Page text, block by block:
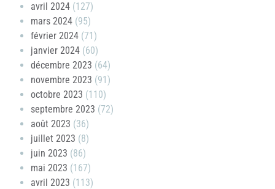
avril 2024 (127)
mars 2024 (95)
février 2024 (71)
janvier 2024 (60)
décembre 2023 (64)
novembre 2023 (91)
octobre 2023 (110)
septembre 2023 (72)
août 2023 (36)
juillet 2023 (8)
juin 2023 (86)
mai 2023 (167)
avril 2023 (113)